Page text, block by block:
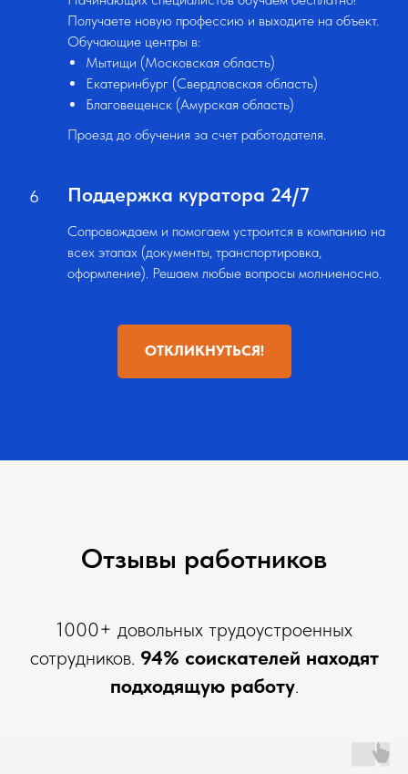
Получаете новую профессию и выходите на объект.
Обучающие центры в:
Мытищи (Московская область)
Екатеринбург (Свердловская область)
Благовещенск (Амурская область)
Проезд до обучения за счет работодателя.
Поддержка куратора 24/7
Сопровождаем и помогаем устроится в компанию на
всех этапах (документы, транспортировка,
оформление). Решаем любые вопросы молниеносно.
ОТКЛИКНУТЬСЯ!
Отзывы работников
1000+ довольных трудоустроенных
сотрудников. 94% соискателей находят
подходящую работу.